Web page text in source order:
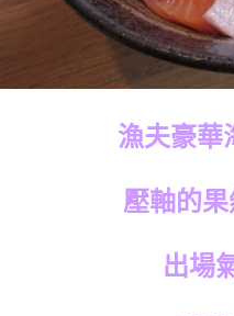
漁夫豪華
壓軸的
出場